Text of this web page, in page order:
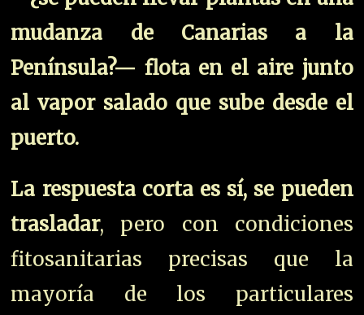
mudanza de Canarias a la
Península?— flota en el aire junto
al vapor salado que sube desde el
puerto.
La respuesta corta es sí, se pueden
trasladar, pero con condiciones
fitosanitarias precisas que la
mayoría de los particulares